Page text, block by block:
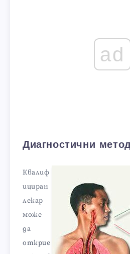
ad
Диагностични
Квалиф
ициран
лекар
може
да
открие